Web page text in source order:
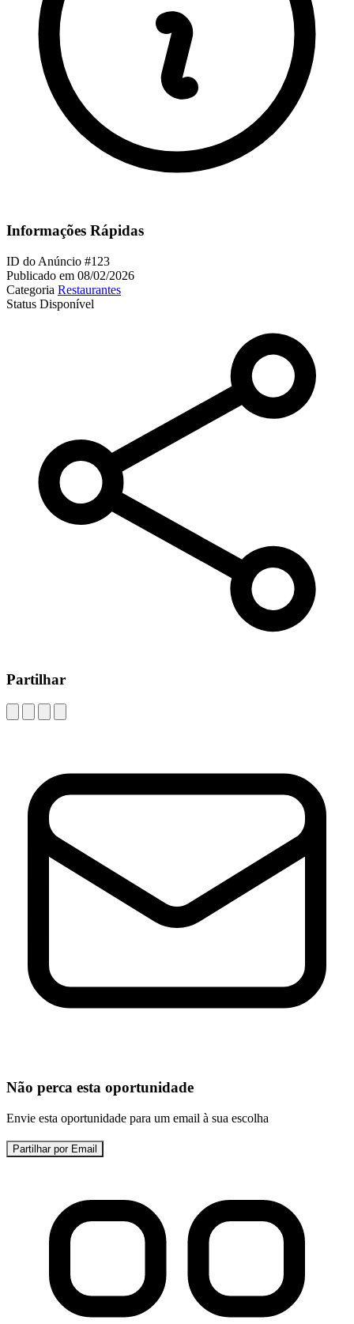
Informações Rápidas
ID do Anúncio #123
Publicado em 08/02/2026
Categoria Restaurantes
Status Disponível
Partilhar
Não perca esta oportunidade
Envie esta oportunidade para um email à sua escolha
Partilhar por Email